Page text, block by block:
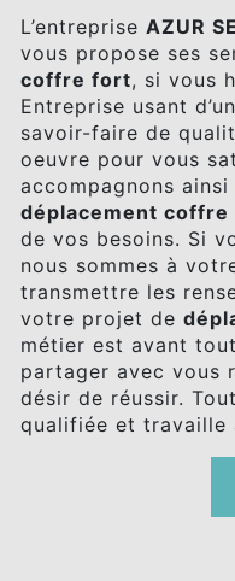
L’entreprise AZUR
vous propose ses
coffre fort, si vous
Entreprise usant
savoir-faire de
oeuvre pour vous
accompagnons
déplacement
de vos besoins. Si
nous sommes à
transmettre les
votre projet de
métier est avant
partager avec vous
désir de réussir.
qualifiée et travaille